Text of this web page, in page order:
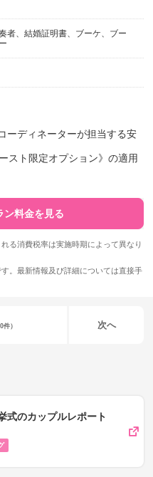
者、結婚証明書、ブーケ、ブー
ーディネーターが担当する安
スト限定オプション》の適用
ン料金を見る
る消費税率は実施時期によって異なり
。最新情報及び詳細については直接手
件） 次へ
式のカップルレポート